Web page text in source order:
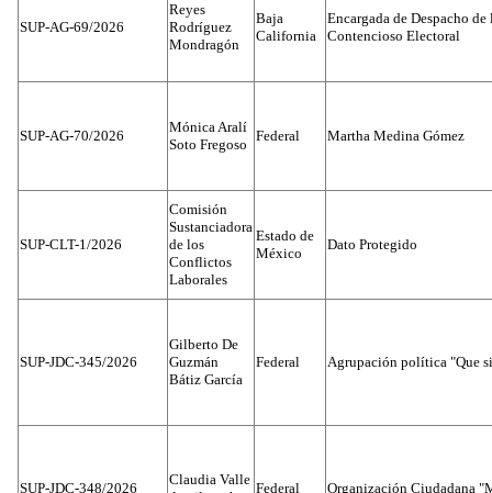
SUP-AG-69/2026
Reyes
Rodríguez
Mondragón
Baja
California
Encargada de Despacho
Contencioso Electoral
SUP-AG-70/2026
Mónica Aralí
Soto Fregoso
Federal Martha Medina Gómez
SUP-CLT-1/2026
Comisión
Sustanciadora
de los
Conflictos
Laborales
Estado de
México
Dato Protegido
SUP-JDC-345/2026
Gilberto De
Guzmán
Bátiz García
Federal Agrupación política "Que
SUP-JDC-348/2026
Claudia Valle
Federal Organización Ciudadana